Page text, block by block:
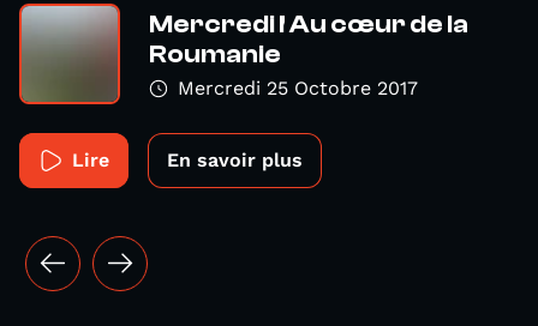
Mercredi ! Au cœur de la
Roumanie
Mercredi 25 Octobre 2017
Lire En savoir plus